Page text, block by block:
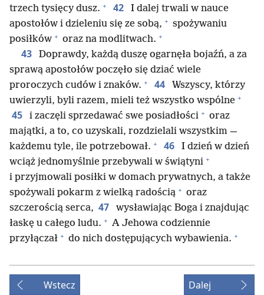
trzech tysięcy dusz. + 42
I dalej trwali w nauce
apostołów i dzieleniu się ze sobą, + spożywaniu
posiłków + oraz na modlitwach. +
43
Doprawdy, każdą duszę ogarnęła bojaźń, a za
sprawą apostołów poczęło się dziać wiele
proroczych cudów i znaków. + 44
Wszyscy, którzy
uwierzyli, byli razem, mieli też wszystko wspólne +
45 i zaczęli sprzedawać swe posiadłości + oraz
majątki, a to, co uzyskali, rozdzielali wszystkim —
każdemu tyle, ile potrzebował. + 46
I dzień w dzień
wciąż jednomyślnie przebywali w świątyni +
i przyjmowali posiłki w domach prywatnych, a także
spożywali pokarm z wielką radością + oraz
szczerością serca, 47
wysławiając Boga i znajdując
łaskę u całego ludu. + A Jehowa codziennie
przyłączał + do nich dostępujących wybawienia. +
Wstecz Dalej